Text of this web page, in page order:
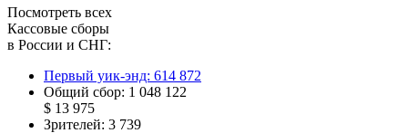
Посмотреть всех
Кассовые сборы
в России и СНГ:
Первый уик-энд: 614 872
Общий сбор: 1 048 122
$ 13 975
Зрителей: 3 739